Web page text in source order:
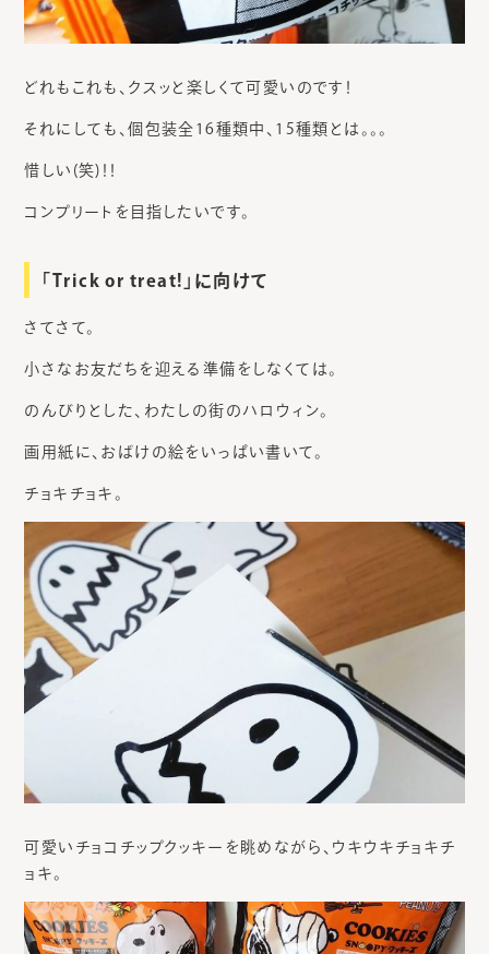
どれもこれも、クスッと楽しくて可愛いのです！
それにしても、個包装全16種類中、15種類とは。。。
惜しい(笑)！！
コンプリートを目指したいです。
「Trick or treat!」に向けて
さてさて。
小さなお友だちを迎える準備をしなくては。
のんびりとした、わたしの街のハロウィン。
画用紙に、おばけの絵をいっぱい書いて。
チョキチョキ。
可愛いチョコチップクッキーを眺めながら、ウキウキチョキチ
ョキ。